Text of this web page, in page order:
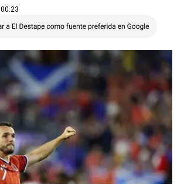
| 00.23